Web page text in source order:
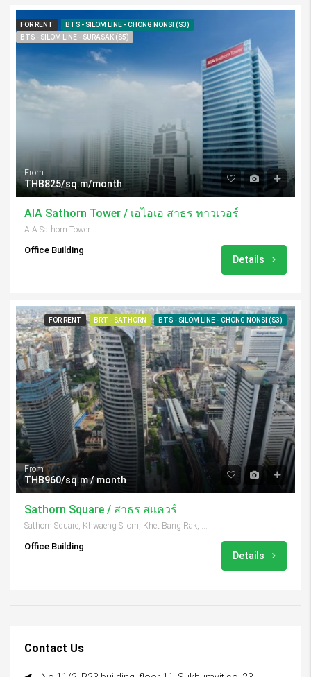
FOR RENT
BTS - SILOM LINE - CHONG NONSI (S3)
BTS - SILOM LINE - SURASAK (S5)
From
THB825/sq.m/month
AIA Sathorn Tower / เอไอเอ สาธร ทาวเวอร์
AIA Sathorn Tower
Office Building
Details
FOR RENT BRT - SATHORN BTS - SILOM LINE - CHONG NONSI (S3)
From
THB960/sq.m / month
Sathorn Square / สาธร สแควร์
Office Building
Details
Contact Us